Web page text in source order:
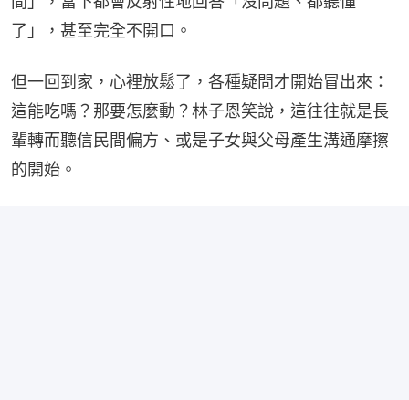
了」，甚至完全不開口。
但一回到家，心裡放鬆了，各種疑問才開始冒出來：
這能吃嗎？那要怎麼動？林子恩笑說，這往往就是長
輩轉而聽信民間偏方、或是子女與父母產生溝通摩擦
的開始。